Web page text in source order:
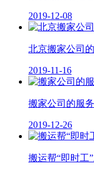
2019-12-08
北京搬家公司
2019-11-16
搬家公司的服
2019-12-26
搬运帮“即时工